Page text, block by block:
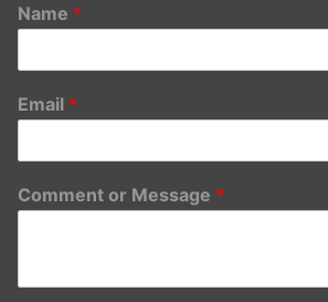
Name *
Email *
Comment or Message *